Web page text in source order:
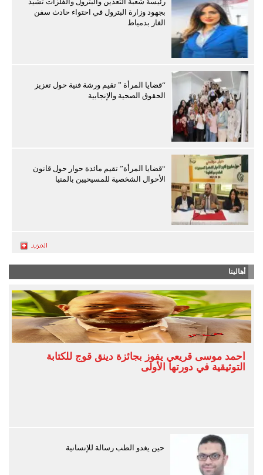
بجهود وزارة البترول في احتواء حادث سفن
الغاز بدمياط
“قضايا المرأة ” تقيم ورشة فنية حول تعزيز
الحقوق الصحية والإنجابية
“قضايا المرأة” تقيم مائدة حوار حول قانون
الأحوال الشخصية للمسيحيين بالمنيا
أهالينا
أحمد موسى قريعي يفوز بجائزة دينق قوج للكتابة
التوثيقية في دورتها الأولى
حين يغدو الطب رسالة للإنسانية